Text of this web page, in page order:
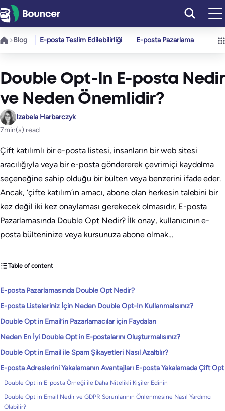
İçeriğe
geç
Blog E-posta Teslim Edilebilirliği E-posta Pazarlama
Double Opt-In E-posta Nedir
ve Neden Önemlidir?
Izabela Harbarczyk
7min(s) read
Çift katılımlı bir e-posta listesi, insanların bir web sitesi
aracılığıyla veya bir e-posta göndererek çevrimiçi kaydolma
seçeneğine sahip olduğu bir bülten veya benzerini ifade eder.
Ancak, ‘çifte katılım’ın amacı, abone olan herkesin talebini bir
kez değil iki kez onaylaması gerekecek olmasıdır. E-posta
Pazarlamasında Double Opt Nedir? İlk onay, kullanıcının e-
posta bülteninize veya kursunuza abone olmak…
Table of content
E-posta Pazarlamasında Double Opt Nedir?
E-posta Listeleriniz İçin Neden Double Opt-In Kullanmalısınız?
Double Opt in Email’in Pazarlamacılar için Faydaları
Neden En İyi Double Opt in E-postalarını Oluşturmalısınız?
Double Opt in Email ile Spam Şikayetleri Nasıl Azaltılır?
E-posta Adreslerini Yakalamanın Avantajları E-posta Yakalamada Çift Opt
Double Opt in E-posta Örneği ile Daha Nitelikli Kişiler Edinin
Double Opt in Email Nedir ve GDPR Sorunlarının Önlenmesine Nasıl Yardımcı
Olabilir?